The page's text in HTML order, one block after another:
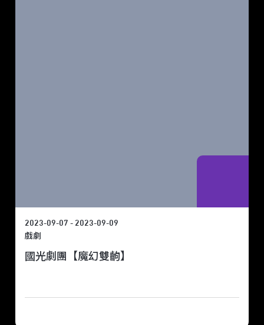
2023-09-07 - 2023-09-09
戲劇
國光劇團【魔幻雙齣】